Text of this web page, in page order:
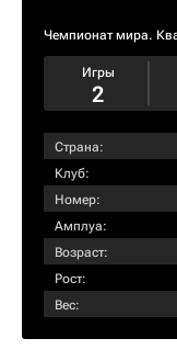
Чемпионат мира.
Игры
2
Страна:
Клуб:
Номер:
Амплуа:
Возраст:
Рост:
Вес: